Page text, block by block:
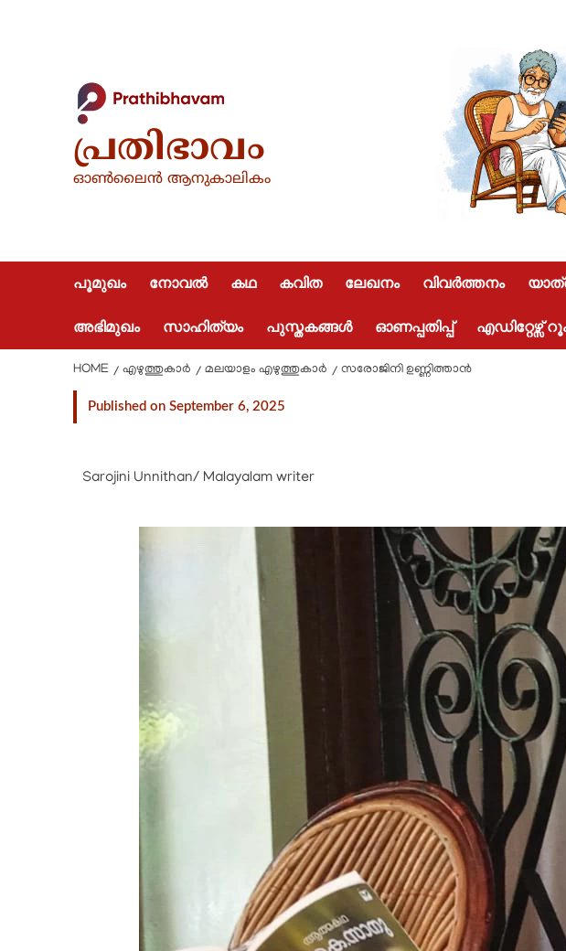
പ്രതിഭാവം
ഓൺലൈൻ ആനുകാലികം
പൂമുഖം നോവൽ കഥ കവിത ലേഖനം വിവർത്തനം
അഭിമുഖം സാഹിത്യം പുസ്തകങ്ങൾ ഓണപ്പതിപ്പ് എഡിറ്റേഴ്സ്
HOME എഴുത്തുകാർ മലയാളം എഴുത്തുകാർ സരോജിനി ഉണ്ണിത്താൻ
Published on September 6, 2025
Sarojini Unnithan/ Malayalam writer